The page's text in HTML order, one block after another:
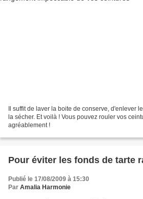
Il suffit de laver la boite de conserve, d'enlever
la sécher. Et voilà ! Vous pouvez rouler vos
agréablement !
Pour éviter les fonds de tarte
Publié le 17/08/2009 à 15:30
Par Amalia Harmonie